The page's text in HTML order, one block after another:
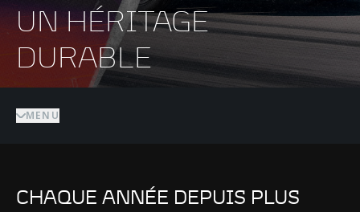
UN HÉRITAGE
DURABLE
MENU
CHAQUE ANNÉE DEPUIS PLUS